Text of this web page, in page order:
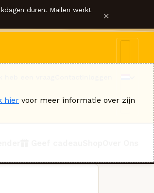
duren. Mailen werkt ×
hier voor meer informatie over zijn